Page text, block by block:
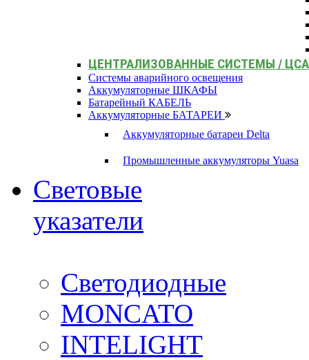
ЦЕНТРАЛИЗОВАННЫЕ СИСТЕМЫ /
Системы аварийного освещения
Аккумуляторные ШКАФЫ
Батарейный КАБЕЛЬ
Аккумуляторные БАТАРЕИ
Аккумуляторные батареи Delta
Промышленные аккумуляторы Yuasa
Световые
указатели
Светодиодные
MONCATO
INTELIGHT